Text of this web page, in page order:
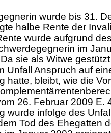
wurde bis 31.
halbe Rente der
wurde aufgrund
im
sie als Witwe
Unfall Anspruch auf
hatte, bleibt, wie die
26. Februar 2009 E.
wurde infolge des
Tod des Ehegatten